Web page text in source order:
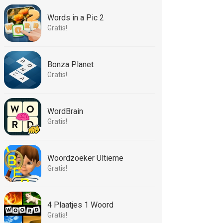
Words in a Pic 2
Gratis!
Bonza Planet
Gratis!
WordBrain
Gratis!
Woordzoeker Ultieme
Gratis!
4 Plaatjes 1 Woord
Gratis!